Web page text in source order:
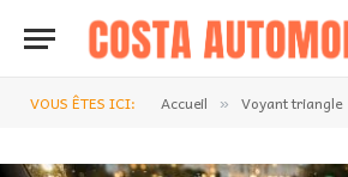
VOUS ÊTES ICI: Accueil » Voyant triangle